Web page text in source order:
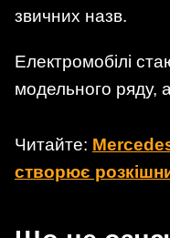
звичних назв.
Електромобілі
модельного ряду,
Читайте:
створює